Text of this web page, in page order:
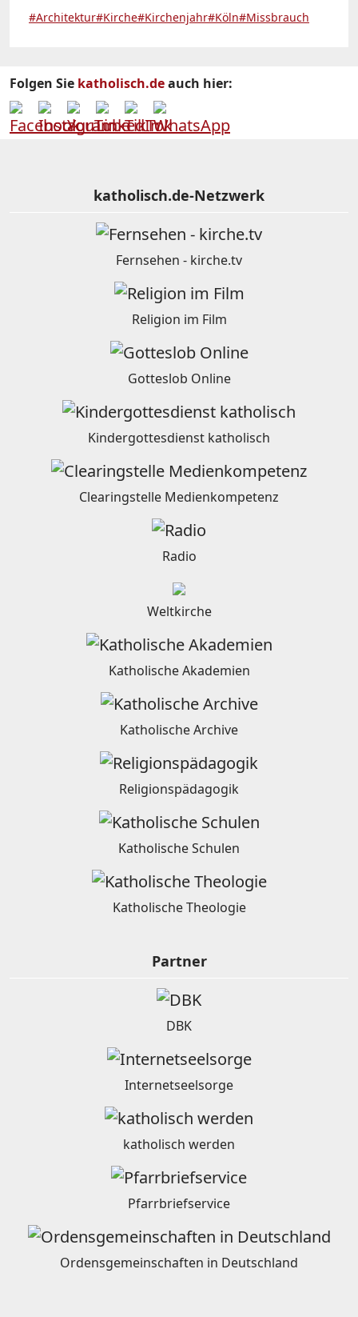
#Architektur#Kirche#Kirchenjahr#Köln#Missbrauch
Folgen Sie katholisch.deauch hier:
katholisch.de-Netzwerk
Fernsehen - kirche.tv
Religion im Film
Gotteslob Online
Kindergottesdienst katholisch
Clearingstelle Medienkompetenz
Radio
Weltkirche
Katholische Akademien
Katholische Archive
Religionspädagogik
Katholische Schulen
Katholische Theologie
Partner
DBK
Internetseelsorge
katholisch werden
Pfarrbriefservice
Ordensgemeinschaften in Deutschland